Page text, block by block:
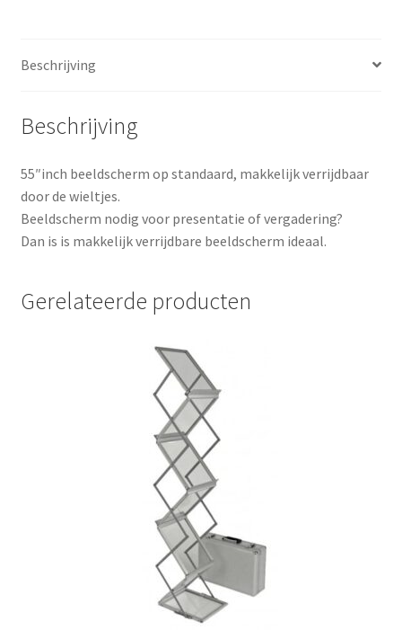
Beschrijving
Beschrijving
55″inch beeldscherm op standaard, makkelijk verrijdbaar
door de wieltjes.
Beeldscherm nodig voor presentatie of vergadering?
Dan is is makkelijk verrijdbare beeldscherm ideaal.
Gerelateerde producten